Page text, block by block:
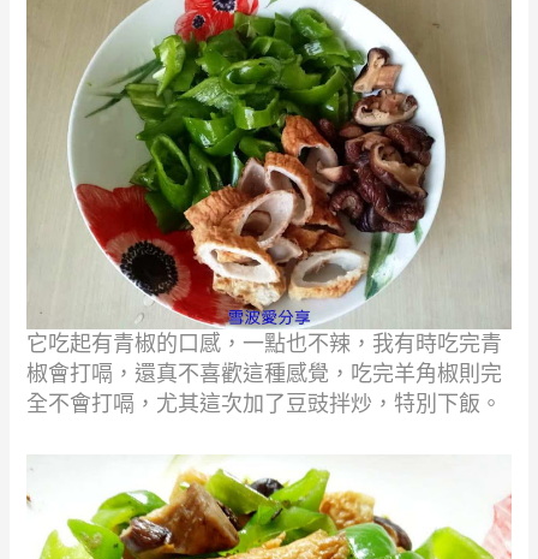
它吃起有青椒的口感，一點也不辣，我有時吃完青
椒會打嗝，還真不喜歡這種感覺，吃完羊角椒則完
全不會打嗝，尤其這次加了豆豉拌炒，特別下飯。